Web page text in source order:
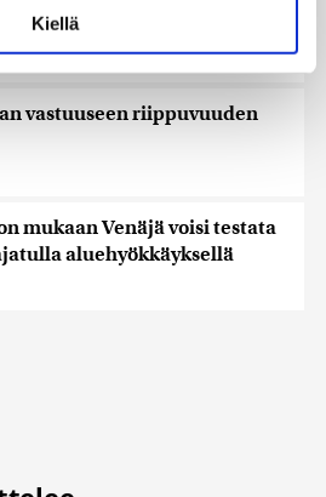
sen milloin vain
sisällön ja mainosten
median ominaisuuksien
mainosalan ja analytiikka-
voivat yhdistää näitä
olet antanut heille tai joita on
heidän palvelujaan. Tietoja
Kiellä
vastuuseen riippuvuuden
mukaan Venäjä voisi testata
aluehyökkäyksellä